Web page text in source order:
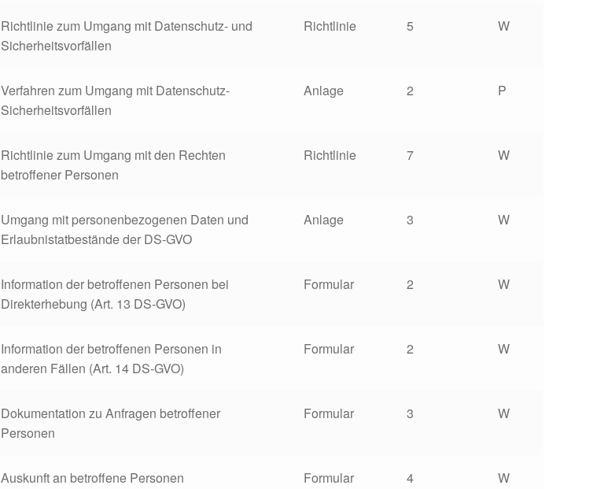
Richtlinie zum Umgang mit Datenschutz- und
Sicherheitsvorfällen
Richtlinie 5 W
Verfahren zum Umgang mit Datenschutz-
Sicherheitsvorfällen
Anlage 2 P
Richtlinie zum Umgang mit den Rechten
betroffener Personen
Richtlinie 7 W
Umgang mit personenbezogenen Daten und
Erlaubnistatbestände der DS-GVO
Anlage 3 W
Information der betroffenen Personen bei
Direkterhebung (Art. 13 DS-GVO)
Formular 2 W
Information der betroffenen Personen in
anderen Fällen (Art. 14 DS-GVO)
Formular 2 W
Dokumentation zu Anfragen betroffener
Personen
Formular 3 W
Auskunft an betroffene Personen Formular 4 W